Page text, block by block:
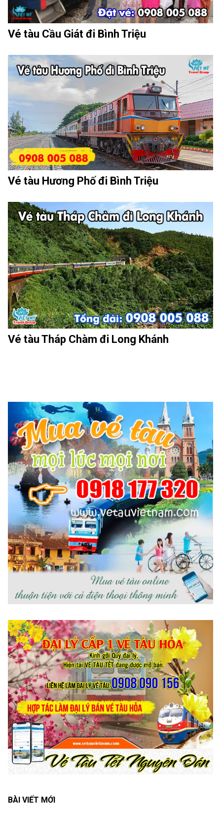
Vé tàu Cầu Giát đi Bình Triệu
Vé tàu Hương Phố đi Bình Triệu
Vé tàu Tháp Chàm đi Long Khánh
BÀI VIẾT MỚI